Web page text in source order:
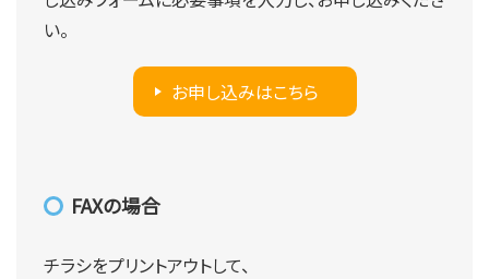
い。
お申し込みはこちら
FAXの場合
チラシをプリントアウトして、